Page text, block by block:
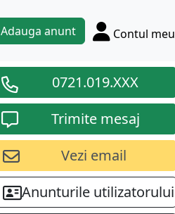
Adauga anunt Contul meu
0721.019.XXX
Trimite mesaj
Vezi email
Anunturile utilizatorului